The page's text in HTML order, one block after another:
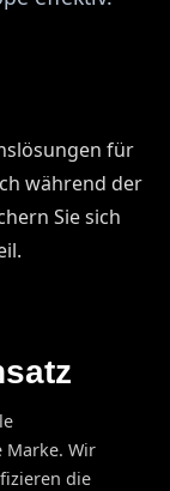
für
während der
Sie sich
Marke. Wir
die